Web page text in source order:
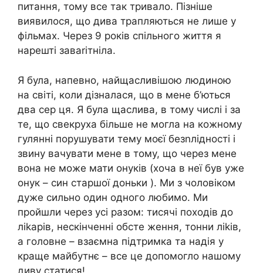
питання, тому все так тривало. Пізніше
виявилося, що дива трапляються не лише у
фільмах. Через 9 років спільного життя я
нарешті заваrітніла.
Я була, напевно, найщасливішою людиною
на світі, коли дізналася, що в мене б’ються
два сер ця. Я була щаслива, в тому числі і за
те, що свекруха більше не могла на кожному
гулянні порушувати тему моєї безnлідності і
звину вачувати мене в тому, що через мене
вона не може мати онуків (хоча в неї був уже
онук – син старшої доньки ). Ми з чоловіком
дуже сильно один одного любимо. Ми
пройшли через усі разом: тисячі походів до
ліkарів, нескінченні обсте ження, тонни ліkів,
а головне – взаємна підтримка та надія у
краще майбутнє – все це допомогло нашому
диву статися!